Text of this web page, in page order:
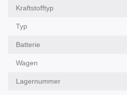
Kraftstofftyp
Typ
Batterie
Wagen
Lagernummer